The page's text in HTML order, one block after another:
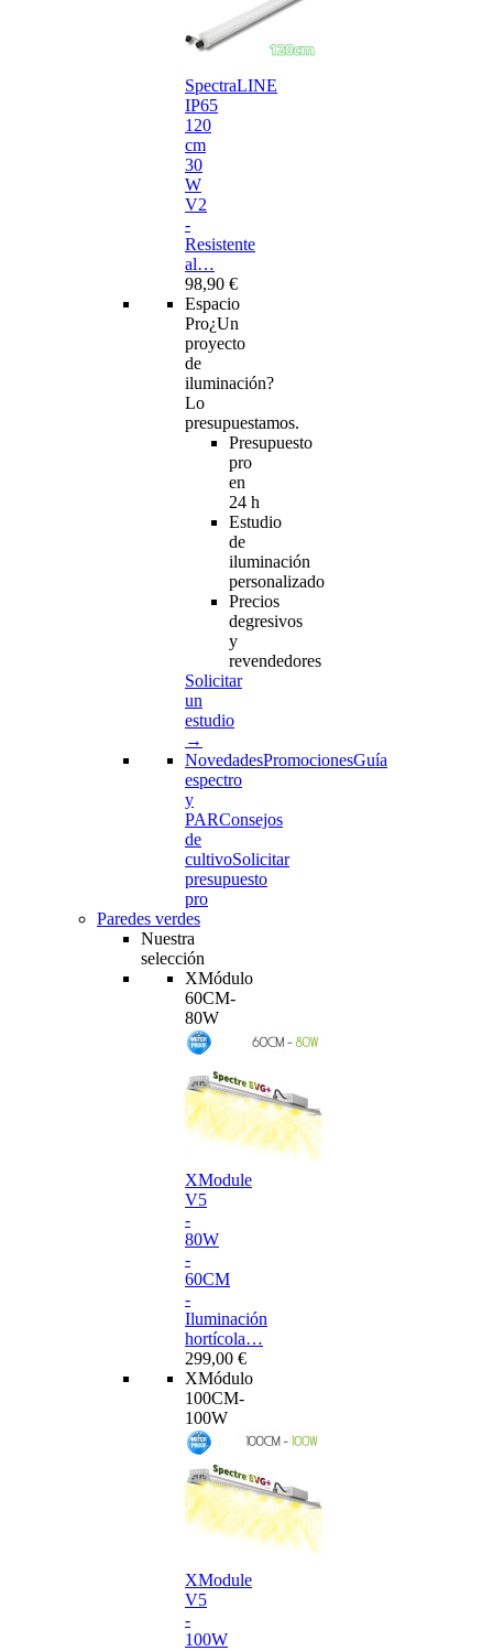
SpectraLINE
IP65
120
cm
30
W
V2
-
Resistente
al…
98,90 €
Espacio
Pro¿Un
proyecto
de
iluminación?
Lo
presupuestamos.
Presupuesto
pro
en
24 h
Estudio
de
iluminación
personalizado
Precios
degresivos
y
revendedores
Solicitar
un
estudio
→
NovedadesPromocionesGuía
espectro
y
PARConsejos
de
cultivoSolicitar
presupuesto
pro
Paredes verdes
Nuestra
selección
XMódulo
60CM-
80W
XModule
V5
-
80W
-
60CM
-
Iluminación
hortícola…
299,00 €
XMódulo
100CM-
100W
XModule
V5
-
100W